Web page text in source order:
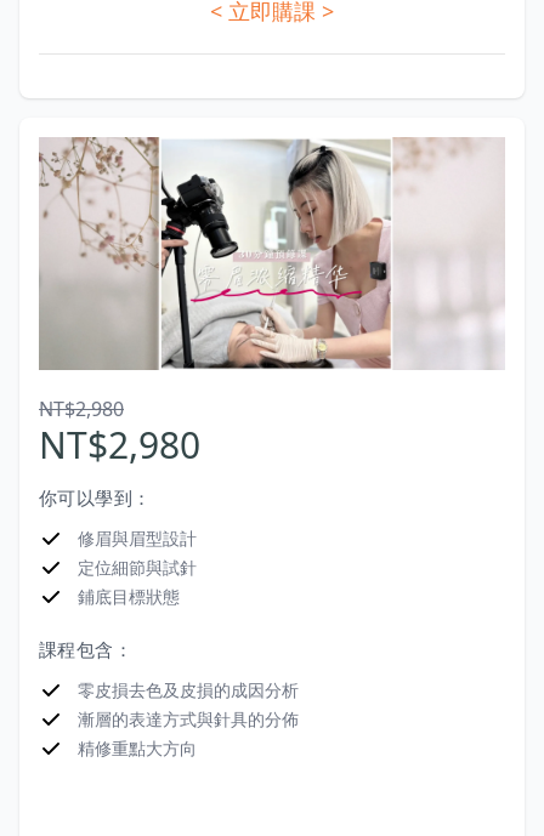
< 立即購課 >
NT$2,980
NT$2,980
你可以學到：
修眉與眉型設計
定位細節與試針
鋪底目標狀態
課程包含：
零皮損去色及皮損的成因分析
漸層的表達方式與針具的分佈
精修重點大方向